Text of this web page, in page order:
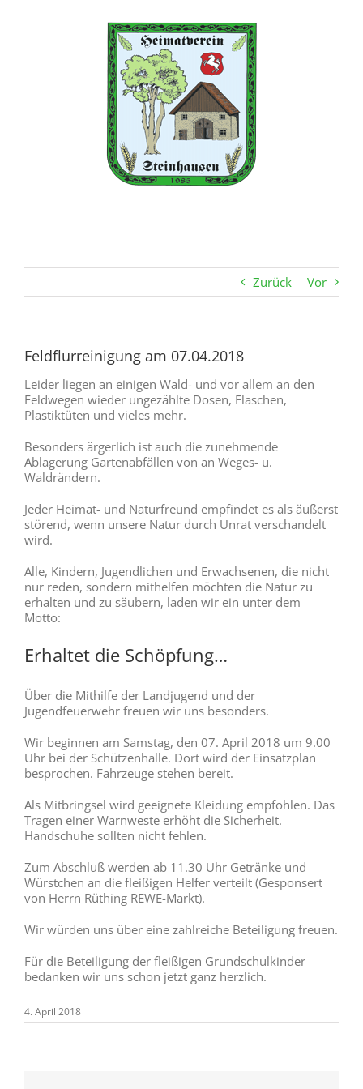
Zurück Vor
Feldflurreinigung am 07.04.2018
Leider liegen an einigen Wald- und vor allem an den
Feldwegen wieder ungezählte Dosen, Flaschen,
Plastiktüten und vieles mehr.
Besonders ärgerlich ist auch die zunehmende
Ablagerung Gartenabfällen von an Weges- u.
Waldrändern.
Jeder Heimat- und Naturfreund empfindet es als äußerst
störend, wenn unsere Natur durch Unrat verschandelt
wird.
Alle, Kindern, Jugendlichen und Erwachsenen, die nicht
nur reden, sondern mithelfen möchten die Natur zu
erhalten und zu säubern, laden wir ein unter dem
Motto:
Erhaltet die Schöpfung…
Über die Mithilfe der Landjugend und der
Jugendfeuerwehr freuen wir uns besonders.
Wir beginnen am Samstag, den 07. April 2018 um 9.00
Uhr bei der Schützenhalle. Dort wird der Einsatzplan
besprochen. Fahrzeuge stehen bereit.
Als Mitbringsel wird geeignete Kleidung empfohlen. Das
Tragen einer Warnweste erhöht die Sicherheit.
Handschuhe sollten nicht fehlen.
Zum Abschluß werden ab 11.30 Uhr Getränke und
Würstchen an die fleißigen Helfer verteilt (Gesponsert
von Herrn Rüthing REWE-Markt).
Wir würden uns über eine zahlreiche Beteiligung freuen.
Für die Beteiligung der fleißigen Grundschulkinder
bedanken wir uns schon jetzt ganz herzlich.
4. April 2018